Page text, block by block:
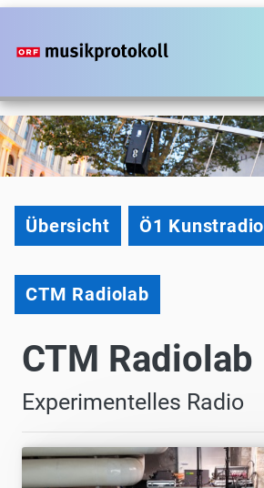
Direkt
zum
Übersicht
Ö1 Kunstradio
CTM Radiolab
CTM Radiolab
Experimentelles Radio